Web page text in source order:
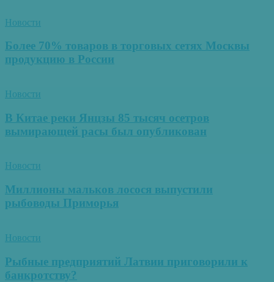
Новости
Более 70% товаров в торговых сетях Москвы
продукцию в России
Новости
В Китае реки Янцзы 85 тысяч осетров
вымирающей расы был опубликован
Новости
Миллионы мальков лосося выпустили
рыбоводы Приморья
Новости
Рыбные предприятий Латвии приговорили к
банкротству?